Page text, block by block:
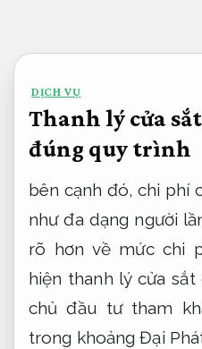
nội
dung
DỊCH VỤ
Thanh lý cửa
đúng quy trình
bên cạnh đó, chi phí
như đa dạng người
rõ hơn về mức chi
hiện thanh lý cửa
chủ đầu tư tham
trong khoảng Đại